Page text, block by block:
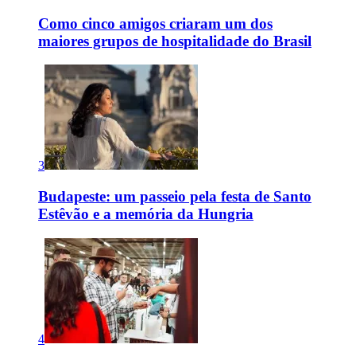
Como cinco amigos criaram um dos
maiores grupos de hospitalidade do Brasil
3
Budapeste: um passeio pela festa de Santo
Estêvão e a memória da Hungria
4